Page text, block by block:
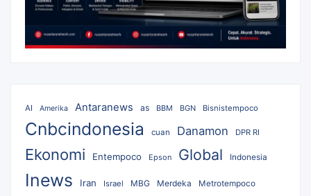
AI Amerika Antaranews as BBM BGN Bisnistempoco
Cnbcindonesia cuan Danamon DPR RI
Ekonomi Entempoco Epson Global Indonesia
Inews Iran Israel MBG Merdeka Metrotempoco